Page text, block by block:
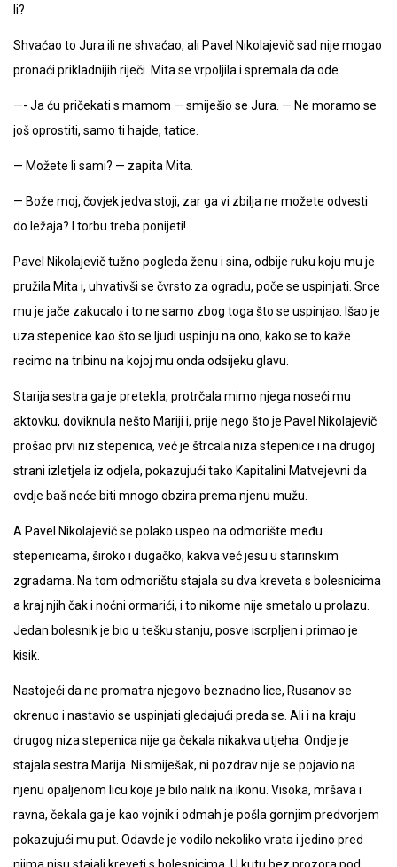
li?
Shvaćao to Jura ili ne shvaćao, ali Pavel Nikolajevič sad nije mogao
pronaći prikladnijih riječi. Mita se vrpoljila i spremala da ode.
—- Ja ću pričekati s mamom — smiješio se Jura. — Ne moramo se
još oprostiti, samo ti hajde, tatice.
— Možete li sami? — zapita Mita.
— Bože moj, čovjek jedva stoji, zar ga vi zbilja ne možete odvesti
do ležaja? I torbu treba ponijeti!
Pavel Nikolajevič tužno pogleda ženu i sina, odbije ruku koju mu je
pružila Mita i, uhvativši se čvrsto za ogradu, poče se uspinjati. Srce
mu je jače zakucalo i to ne samo zbog toga što se uspinjao. Išao je
uza stepenice kao što se ljudi uspinju na ono, kako se to kaže …
recimo na tribinu na kojoj mu onda odsijeku glavu.
Starija sestra ga je pretekla, protrčala mimo njega noseći mu
aktovku, doviknula nešto Mariji i, prije nego što je Pavel Nikolajevič
prošao prvi niz stepenica, već je štrcala niza stepenice i na drugoj
strani izletjela iz odjela, pokazujući tako Kapitalini Matvejevni da
ovdje baš neće biti mnogo obzira prema njenu mužu.
A Pavel Nikolajevič se polako uspeo na odmorište među
stepenicama, široko i dugačko, kakva već jesu u starinskim
zgradama. Na tom odmorištu stajala su dva kreveta s bolesnicima
a kraj njih čak i noćni ormarići, i to nikome nije smetalo u prolazu.
Jedan bolesnik je bio u tešku stanju, posve iscrpljen i primao je
kisik.
Nastojeći da ne promatra njegovo beznadno lice, Rusanov se
okrenuo i nastavio se uspinjati gledajući preda se. Ali i na kraju
drugog niza stepenica nije ga čekala nikakva utjeha. Ondje je
stajala sestra Marija. Ni smiješak, ni pozdrav nije se pojavio na
njenu opaljenom licu koje je bilo nalik na ikonu. Visoka, mršava i
ravna, čekala ga je kao vojnik i odmah je pošla gornjim predvorjem
pokazujući mu put. Odavde je vodilo nekoliko vrata i jedino pred